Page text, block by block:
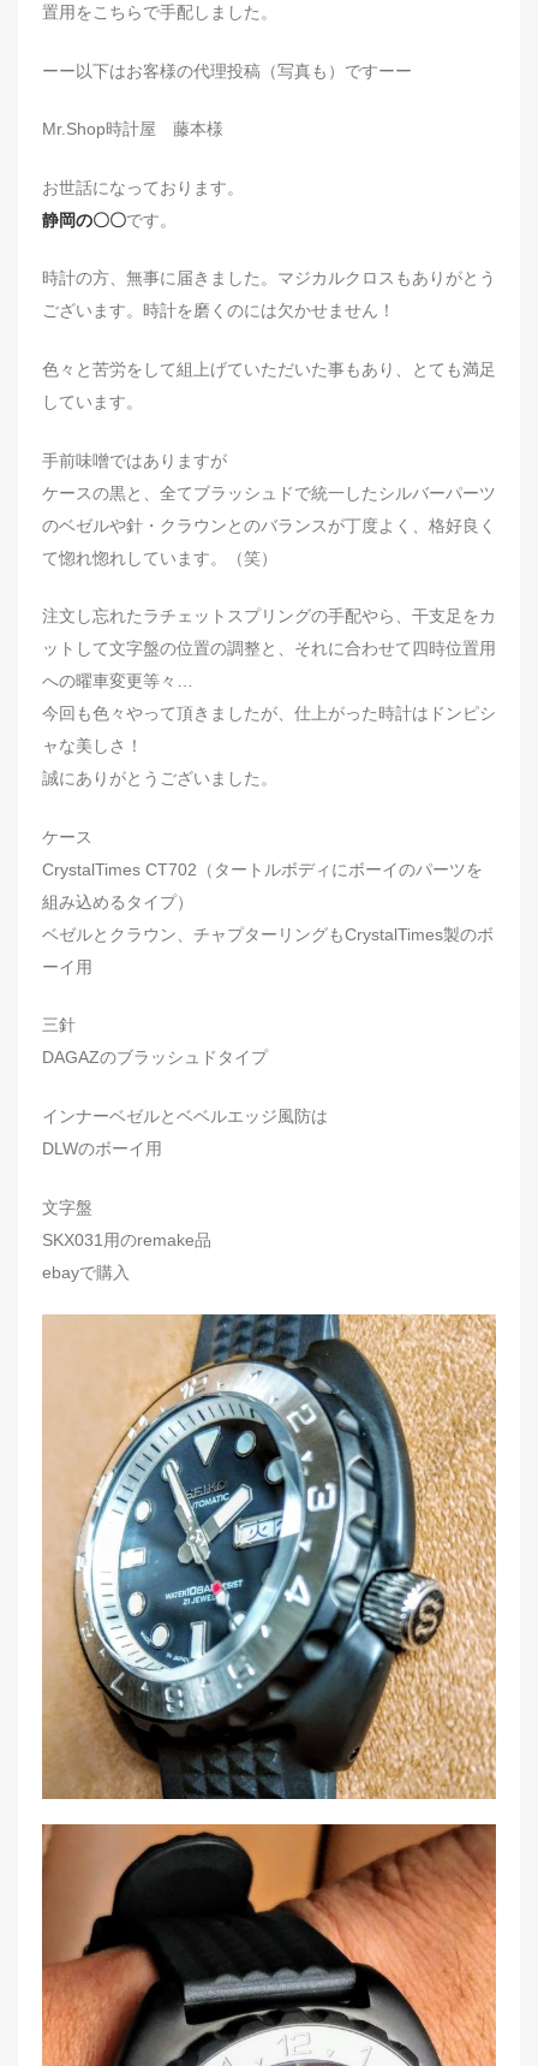
置用をこちらで手配しました。
ーー以下はお客様の代理投稿（写真も）ですーー
Mr.Shop時計屋 藤本様
お世話になっております。
静岡の〇〇です。
時計の方、無事に届きました。マジカルクロスもありがとう
ございます。時計を磨くのには欠かせません！
色々と苦労をして組上げていただいた事もあり、とても満足
しています。
手前味噌ではありますが
ケースの黒と、全てブラッシュドで統一したシルバーパーツ
のベゼルや針・クラウンとのバランスが丁度よく、格好良く
て惚れ惚れしています。（笑）
注文し忘れたラチェットスプリングの手配やら、干支足をカ
ットして文字盤の位置の調整と、それに合わせて四時位置用
への曜車変更等々…
今回も色々やって頂きましたが、仕上がった時計はドンピシ
ャな美しさ！
誠にありがとうございました。
ケース
CrystalTimes CT702（タートルボディにボーイのパーツを
組み込めるタイプ）
ベゼルとクラウン、チャプターリングもCrystalTimes製のボ
ーイ用
三針
DAGAZのブラッシュドタイプ
インナーベゼルとベベルエッジ風防は
DLWのボーイ用
文字盤
SKX031用のremake品
ebayで購入